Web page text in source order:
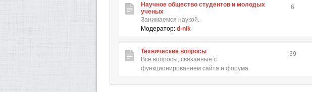
Научное общество студентов и молодых
ученых
Занимаемся наукой.
Модератор: d-nik
6
Технические вопросы
Все вопросы, связанные с
функционированием сайта и форума.
39